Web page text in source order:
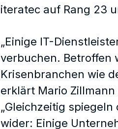
iteratec auf Rang 23
„Einige IT-
verbuchen. Betroffen
Krisenbranchen wie
erklärt Mario
„Gleichzeitig
wider: Einige